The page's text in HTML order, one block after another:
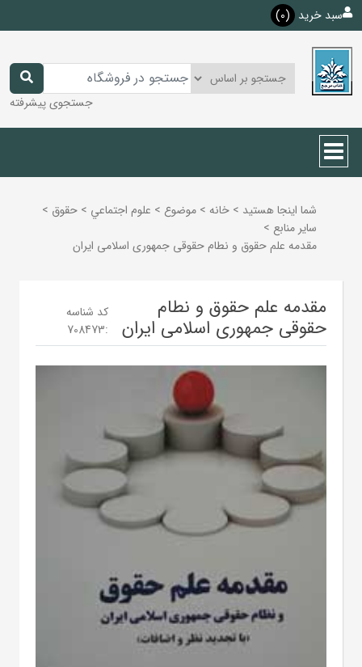
سبد خرید (0)
جستجوی پیشرفته
شما اینجا هستید > خانه > موضوع > علوم اجتماعي > حقوق >
ساير منابع >
مقدمه علم حقوق و نطام حقوقی جمهوری اسلامی ایران
مقدمه علم حقوق و نطام
حقوقی جمهوری اسلامی ایران
کد شناسه
:
708473